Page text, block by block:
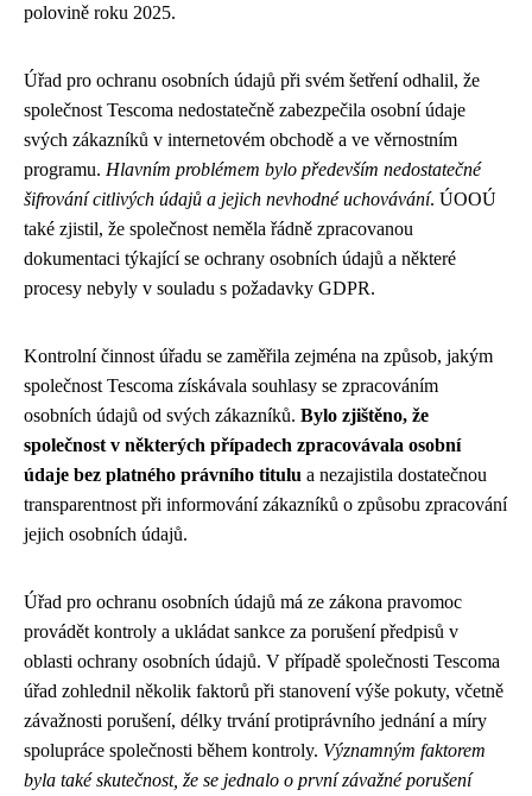
polovině roku 2025.
Úřad pro ochranu osobních údajů při svém šetření odhalil, že
společnost Tescoma nedostatečně zabezpečila osobní údaje
svých zákazníků v internetovém obchodě a ve věrnostním
programu. Hlavním problémem bylo především nedostatečné
šifrování citlivých údajů a jejich nevhodné uchovávání. ÚOOÚ
také zjistil, že společnost neměla řádně zpracovanou
dokumentaci týkající se ochrany osobních údajů a některé
procesy nebyly v souladu s požadavky GDPR.
Kontrolní činnost úřadu se zaměřila zejména na způsob, jakým
společnost Tescoma získávala souhlasy se zpracováním
osobních údajů od svých zákazníků. Bylo zjištěno, že
společnost v některých případech zpracovávala osobní
údaje bez platného právního titulu a nezajistila dostatečnou
transparentnost při informování zákazníků o způsobu zpracování
jejich osobních údajů.
Úřad pro ochranu osobních údajů má ze zákona pravomoc
provádět kontroly a ukládat sankce za porušení předpisů v
oblasti ochrany osobních údajů. V případě společnosti Tescoma
úřad zohlednil několik faktorů při stanovení výše pokuty, včetně
závažnosti porušení, délky trvání protiprávního jednání a míry
spolupráce společnosti během kontroly. Významným faktorem
byla také skutečnost, že se jednalo o první závažné porušení